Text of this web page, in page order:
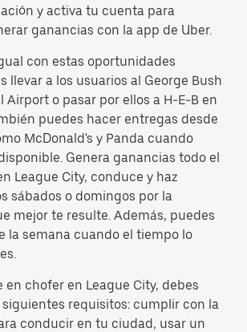
y activa tu cuenta para
ganancias con la app de Uber.
con estas oportunidades
llevar a los usuarios al George Bush
o pasar por ellos a H-E-B en
puedes hacer entregas desde
McDonald's y Panda cuando
Genera ganancias todo el
League City, conduce y haz
sábados o domingos por la
mejor te resulte. Además, puedes
la semana cuando el tiempo lo
en chofer en League City, debes
requisitos: cumplir con la
conducir en tu ciudad, usar un